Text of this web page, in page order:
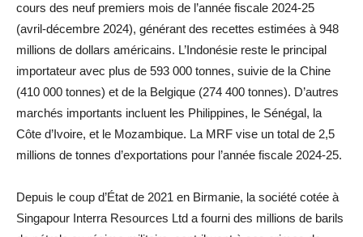
cours des neuf premiers mois de l’année fiscale 2024-25
(avril-décembre 2024), générant des recettes estimées à 948
millions de dollars américains. L’Indonésie reste le principal
importateur avec plus de 593 000 tonnes, suivie de la Chine
(410 000 tonnes) et de la Belgique (274 400 tonnes). D’autres
marchés importants incluent les Philippines, le Sénégal, la
Côte d’Ivoire, et le Mozambique. La MRF vise un total de 2,5
millions de tonnes d’exportations pour l’année fiscale 2024-25.
Depuis le coup d’État de 2021 en Birmanie, la société cotée à
Singapour Interra Resources Ltd a fourni des millions de barils